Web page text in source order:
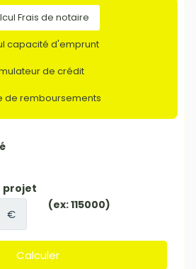
Frais de notaire
capacité d'emprunt
de crédit
de remboursements